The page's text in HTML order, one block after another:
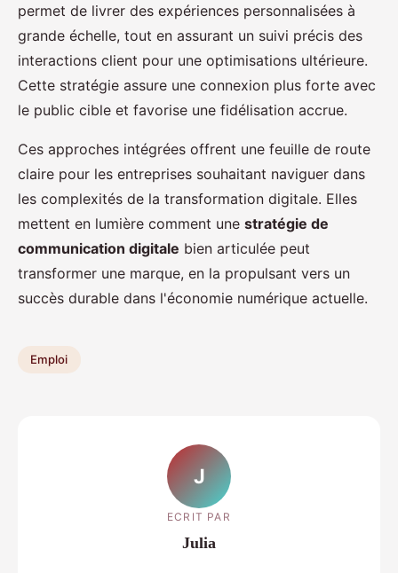
permet de livrer des expériences personnalisées à
grande échelle, tout en assurant un suivi précis des
interactions client pour une optimisations ultérieure.
Cette stratégie assure une connexion plus forte avec
le public cible et favorise une fidélisation accrue.
Ces approches intégrées offrent une feuille de route
claire pour les entreprises souhaitant naviguer dans
les complexités de la transformation digitale. Elles
mettent en lumière comment une stratégie de
communication digitale bien articulée peut
transformer une marque, en la propulsant vers un
succès durable dans l'économie numérique actuelle.
Emploi
J
ECRIT PAR
Julia